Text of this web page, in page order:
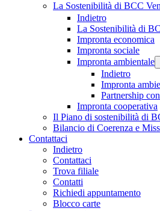
La Sostenibilità di BCC
Indietro
La Sostenibilità di
Impronta economica
Impronta sociale
Impronta ambientale
Indietro
Impronta
Partnership
Impronta cooperativa
Il Piano di sostenibilità di
Bilancio di Coerenza e
Contattaci
Indietro
Contattaci
Trova filiale
Contatti
Richiedi appuntamento
Blocco carte